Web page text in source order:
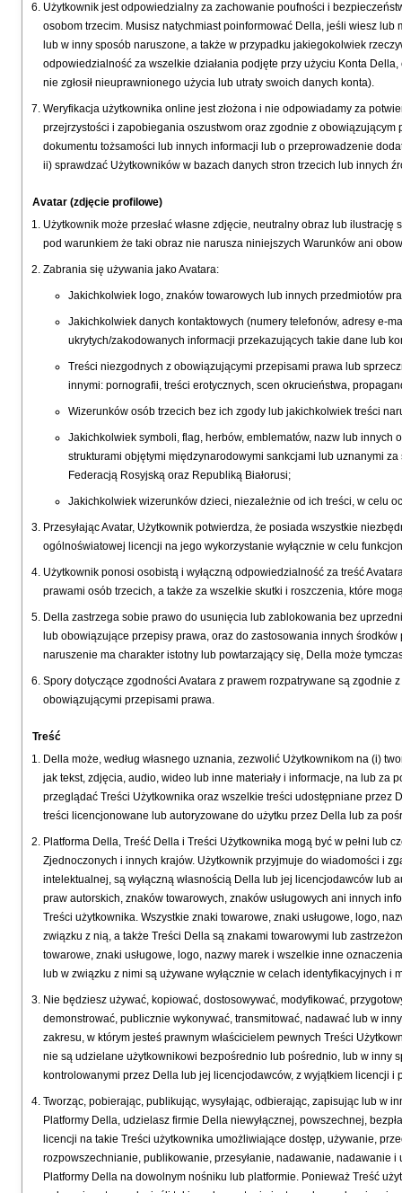
Użytkownik jest odpowiedzialny za zachowanie poufności i
osobom trzecim. Musisz natychmiast poinformować Della, jeśli wiesz lub
lub w inny sposób naruszone, a także w przypadku jakiegokolwiek
odpowiedzialność za wszelkie działania podjęte przy użyciu Konta
nie zgłosił nieuprawnionego użycia lub utraty swoich danych konta).
Weryfikacja użytkownika online jest złożona i nie odpowiadamy za
przejrzystości i zapobiegania oszustwom oraz zgodnie z
dokumentu tożsamości lub innych informacji lub o przeprowadzenie
ii) sprawdzać Użytkowników w bazach danych stron trzecich lub innych
Avatar (zdjęcie profilowe)
Użytkownik może przesłać własne zdjęcie, neutralny obraz lub
pod warunkiem że taki obraz nie narusza niniejszych Warunków ani
Zabrania się używania jako Avatara:
Jakichkolwiek logo, znaków towarowych lub innych przedmiotów
Jakichkolwiek danych kontaktowych (numery telefonów, adresy e-
ukrytych/zakodowanych informacji przekazujących takie dane lub
Treści niezgodnych z obowiązującymi przepisami prawa lub
innymi: pornografii, treści erotycznych, scen okrucieństwa,
Wizerunków osób trzecich bez ich zgody lub jakichkolwiek treści
Jakichkolwiek symboli, flag, herbów, emblematów, nazw lub
strukturami objętymi międzynarodowymi sankcjami lub uznanymi
Federacją Rosyjską oraz Republiką Białorusi;
Jakichkolwiek wizerunków dzieci, niezależnie od ich treści, w celu
Przesyłając Avatar, Użytkownik potwierdza, że posiada wszystkie
ogólnoświatowej licencji na jego wykorzystanie wyłącznie w celu
Użytkownik ponosi osobistą i wyłączną odpowiedzialność za treść
prawami osób trzecich, a także za wszelkie skutki i roszczenia, które
Della zastrzega sobie prawo do usunięcia lub zablokowania bez
lub obowiązujące przepisy prawa, oraz do zastosowania innych
naruszenie ma charakter istotny lub powtarzający się, Della może
Spory dotyczące zgodności Avatara z prawem rozpatrywane są
obowiązującymi przepisami prawa.
Treść
Della może, według własnego uznania, zezwolić Użytkownikom na (i)
jak tekst, zdjęcia, audio, wideo lub inne materiały i informacje, na lub za
przeglądać Treści Użytkownika oraz wszelkie treści udostępniane przez
treści licencjonowane lub autoryzowane do użytku przez Della lub za
Platforma Della, Treść Della i Treści Użytkownika mogą być w pełni lub
Zjednoczonych i innych krajów. Użytkownik przyjmuje do wiadomości i
intelektualnej, są wyłączną własnością Della lub jej licencjodawców lub
praw autorskich, znaków towarowych, znaków usługowych ani innych
Treści użytkownika. Wszystkie znaki towarowe, znaki usługowe, logo,
związku z nią, a także Treści Della są znakami towarowymi lub
towarowe, znaki usługowe, logo, nazwy marek i wszelkie inne
lub w związku z nimi są używane wyłącznie w celach identyfikacyjnych i
Nie będziesz używać, kopiować, dostosowywać, modyfikować,
demonstrować, publicznie wykonywać, transmitować, nadawać lub w
zakresu, w którym jesteś prawnym właścicielem pewnych Treści
nie są udzielane użytkownikowi bezpośrednio lub pośrednio, lub w inny
kontrolowanymi przez Della lub jej licencjodawców, z wyjątkiem licencji
Tworząc, pobierając, publikując, wysyłając, odbierając, zapisując lub w
Platformy Della, udzielasz firmie Della niewyłącznej, powszechnej,
licencji na takie Treści użytkownika umożliwiające dostęp, używanie,
rozpowszechnianie, publikowanie, przesyłanie, nadawanie, nadawanie
Platformy Della na dowolnym nośniku lub platformie. Ponieważ Treść